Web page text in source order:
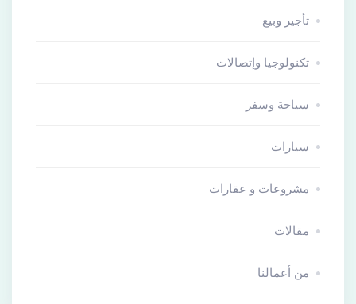
تأجير وبيع
تكنولوجيا وإتصالات
سياحة وسفر
سيارات
مشروعات و عقارات
مقالات
من أعمالنا